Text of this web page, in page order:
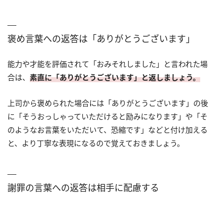
褒め言葉への返答は「ありがとうございます」
能力や才能を評価されて「おみそれしました」と言われた場
合は、 素直に「ありがとうございます」と返しましょう。
上司から褒められた場合には「ありがとうございます」の後
に「そうおっしゃっていただけると励みになります」や「そ
のようなお言葉をいただいて、恐縮です」などと付け加える
と、より丁寧な表現になるので覚えておきましょう。
謝罪の言葉への返答は相手に配慮する